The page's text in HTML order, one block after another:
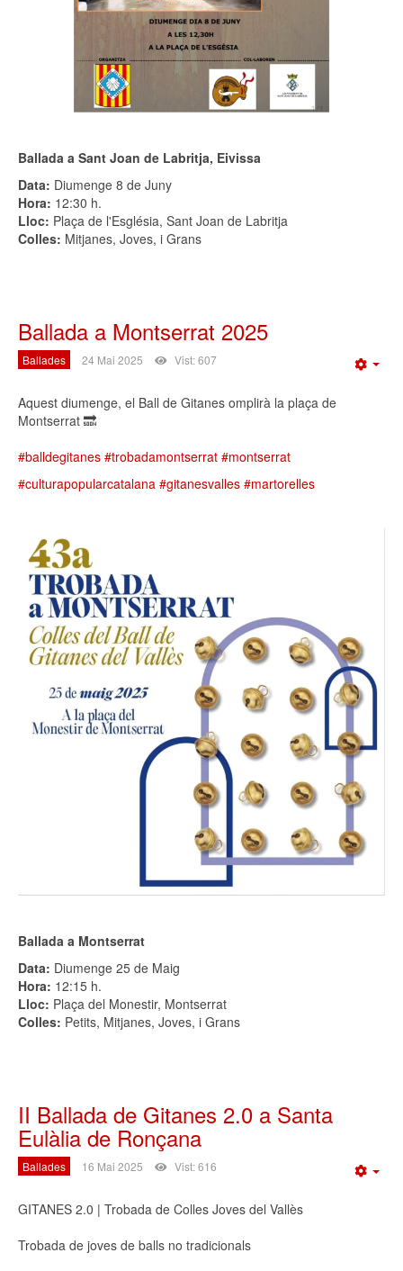
Ballada a Sant Joan de Labritja, Eivissa
Data: Diumenge 8 de Juny
Hora: 12:30 h.
Lloc: Plaça de l'Església, Sant Joan de Labritja
Colles: Mitjanes, Joves, i Grans
Ballada a Montserrat 2025
Ballades 24 Mai 2025 Vist: 607
Aquest diumenge, el Ball de Gitanes omplirà la plaça de
Montserrat 🔜
#balldegitanes #trobadamontserrat #montserrat
#culturapopularcatalana #gitanesvalles #martorelles
Ballada a Montserrat
Data: Diumenge 25 de Maig
Hora: 12:15 h.
Lloc: Plaça del Monestir, Montserrat
Colles: Petits, Mitjanes, Joves, i Grans
II Ballada de Gitanes 2.0 a Santa
Eulàlia de Ronçana
Ballades 16 Mai 2025 Vist: 616
GITANES 2.0 | Trobada de Colles Joves del Vallès
Trobada de joves de balls no tradicionals